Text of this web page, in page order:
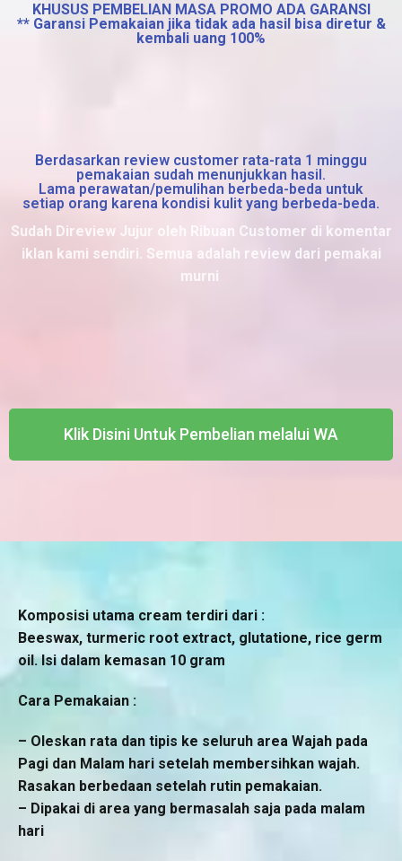
KHUSUS PEMBELIAN MASA PROMO ADA GARANSI
** Garansi Pemakaian jika tidak ada hasil bisa diretur &
kembali uang 100%
Berdasarkan review customer rata-rata 1 minggu
pemakaian sudah menunjukkan hasil.
Lama perawatan/pemulihan berbeda-beda untuk
setiap orang karena kondisi kulit yang berbeda-beda.
Sudah Direview Jujur oleh Ribuan Customer di komentar
iklan kami sendiri. Semua adalah review dari pemakai
murni
Klik Disini Untuk Pembelian melalui WA
Komposisi utama cream terdiri dari :
Beeswax, turmeric root extract, glutatione, rice germ
oil. Isi dalam kemasan 10 gram
Cara Pemakaian :
– Oleskan rata dan tipis ke seluruh area Wajah pada
Pagi dan Malam hari setelah membersihkan wajah.
Rasakan berbedaan setelah rutin pemakaian.
– Dipakai di area yang bermasalah saja pada malam
hari